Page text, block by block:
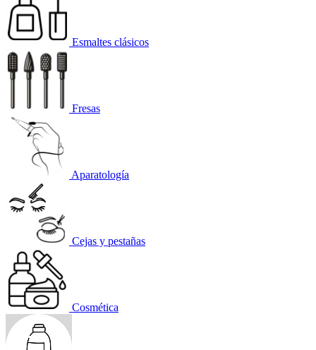
Esmaltes clásicos
Fresas
Aparatología
Cejas y pestañas
Cosmética